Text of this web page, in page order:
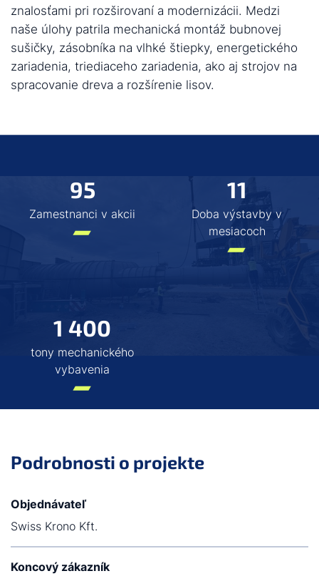
znalosťami pri rozširovaní a modernizácii. Medzi
naše úlohy patrila mechanická montáž bubnovej
sušičky, zásobníka na vlhké štiepky, energetického
zariadenia, triediaceho zariadenia, ako aj strojov na
spracovanie dreva a rozšírenie lisov.
95
Zamestnanci v akcii
11
Doba výstavby v
mesiacoch
1 400
tony mechanického
vybavenia
Podrobnosti o projekte
Objednávateľ
Swiss Krono Kft.
Koncový zákazník